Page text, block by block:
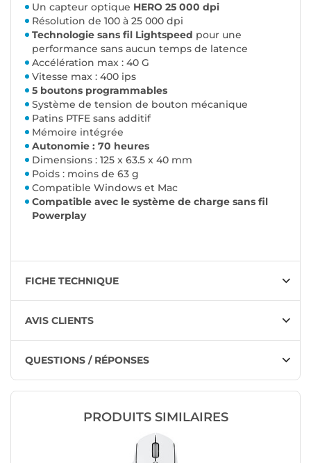
Un capteur optique HERO 25 000 dpi
Résolution de 100 à 25 000 dpi
Technologie sans fil Lightspeed pour une
performance sans aucun temps de latence
Accélération max : 40 G
Vitesse max : 400 ips
5 boutons programmables
Système de tension de bouton mécanique
Patins PTFE sans additif
Mémoire intégrée
Autonomie : 70 heures
Dimensions : 125 x 63.5 x 40 mm
Poids : moins de 63 g
Compatible Windows et Mac
Compatible avec le système de charge sans fil
Powerplay
FICHE TECHNIQUE
AVIS CLIENTS
QUESTIONS / RÉPONSES
PRODUITS SIMILAIRES